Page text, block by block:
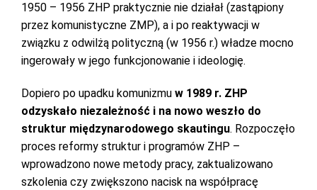
1950 – 1956 ZHP praktycznie nie działał (zastąpiony
przez komunistyczne ZMP), a i po reaktywacji w
związku z odwilżą polityczną (w 1956 r.) władze mocno
ingerowały w jego funkcjonowanie i ideologię.
Dopiero po upadku komunizmu w 1989 r. ZHP
odzyskało niezależność i na nowo weszło do
struktur międzynarodowego skautingu. Rozpoczęło
proces reformy struktur i programów ZHP –
wprowadzono nowe metody pracy, zaktualizowano
szkolenia czy zwiększono nacisk na współpracę